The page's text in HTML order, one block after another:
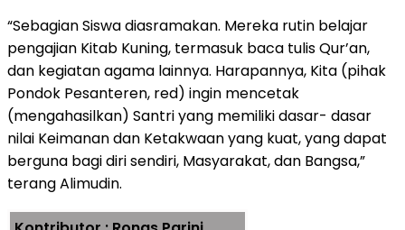
“Sebagian Siswa diasramakan. Mereka rutin belajar
pengajian Kitab Kuning, termasuk baca tulis Qur’an,
dan kegiatan agama lainnya. Harapannya, Kita (pihak
Pondok Pesanteren, red) ingin mencetak
(mengahasilkan) Santri yang memiliki dasar- dasar
nilai Keimanan dan Ketakwaan yang kuat, yang dapat
berguna bagi diri sendiri, Masyarakat, dan Bangsa,”
terang Alimudin.